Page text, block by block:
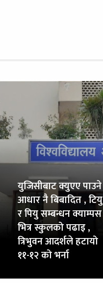
युजिसीबाट क्युएए पाउने
आधार नै बिबादित , टियु
र पियु सम्बन्धन क्याम्पस
भित्र स्कुलको पढाइ ,
त्रिभुवन आदर्शले हटायो
११-१२ को भर्ना